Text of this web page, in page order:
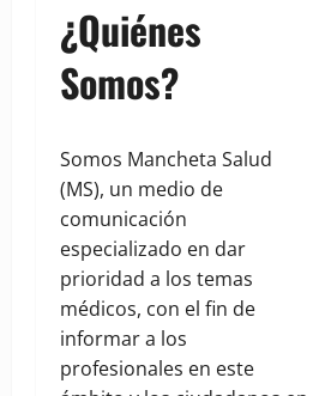
¿Quiénes
Somos?
Somos Mancheta Salud
(MS), un medio de
comunicación
especializado en dar
prioridad a los temas
médicos, con el fin de
informar a los
profesionales en este